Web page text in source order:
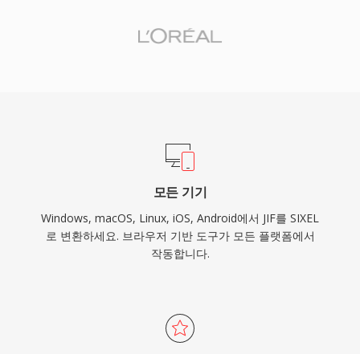
모든 기기
Windows, macOS, Linux, iOS, Android에서 JIF를 SIXEL
로 변환하세요. 브라우저 기반 도구가 모든 플랫폼에서
작동합니다.